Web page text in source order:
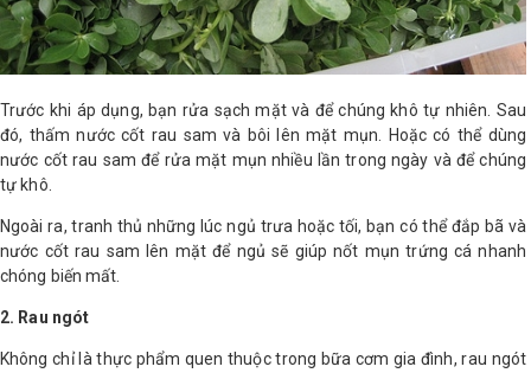
Shop All Brand A-
Trước khi áp dụng, bạn rửa sạch mặt và để chúng khô tự nhiên. Sau
đó, thấm nước cốt rau sam và bôi lên mặt mụn. Hoặc có thể dùng
nước cốt rau sam để rửa mặt mụn nhiều lần trong ngày và để chúng
tự khô.
Ngoài ra, tranh thủ những lúc ngủ trưa hoặc tối, bạn có thể đắp bã và
nước cốt rau sam lên mặt để ngủ sẽ giúp nốt mụn trứng cá nhanh
chóng biến mất.
2. Rau ngót
Không chỉ là thực phẩm quen thuộc trong bữa cơm gia đình, rau ngót